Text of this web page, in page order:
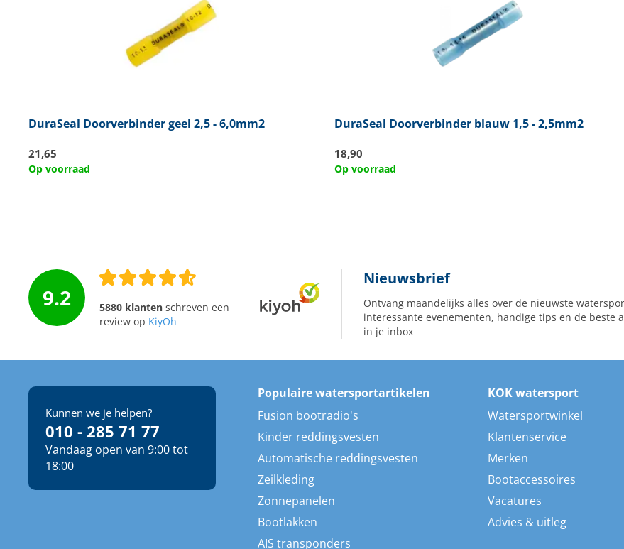
Boten, toebehoren en fun
Meubels en lifestyle
DuraSeal Doorverbinder geel 2,5 - 6,0mm2
21,65
Op voorraad
DuraSeal Doorverbinder blauw 1,5 - 2,5mm2
18,90
Op voorraad
9.2 5880 klantenschreven een
review op KiyOh
Nieuwsbrief
Ontvang maandelijks alles over de nieuwste
interessante evenementen, handige tips en de beste
in je inbox
Kunnen we je helpen?
010 - 285 71 77
Vandaag open van 9:00 tot
18:00
Populaire watersportartikelen
Fusion bootradio's
Kinder reddingsvesten
Automatische reddingsvesten
Zeilkleding
Zonnepanelen
Bootlakken
AIS transponders
KOK watersport
Watersportwinkel
Klantenservice
Merken
Bootaccessoires
Vacatures
Advies & uitleg